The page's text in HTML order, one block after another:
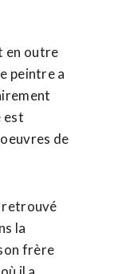
en outre
peintre a
est
de
retrouvé
la
frère